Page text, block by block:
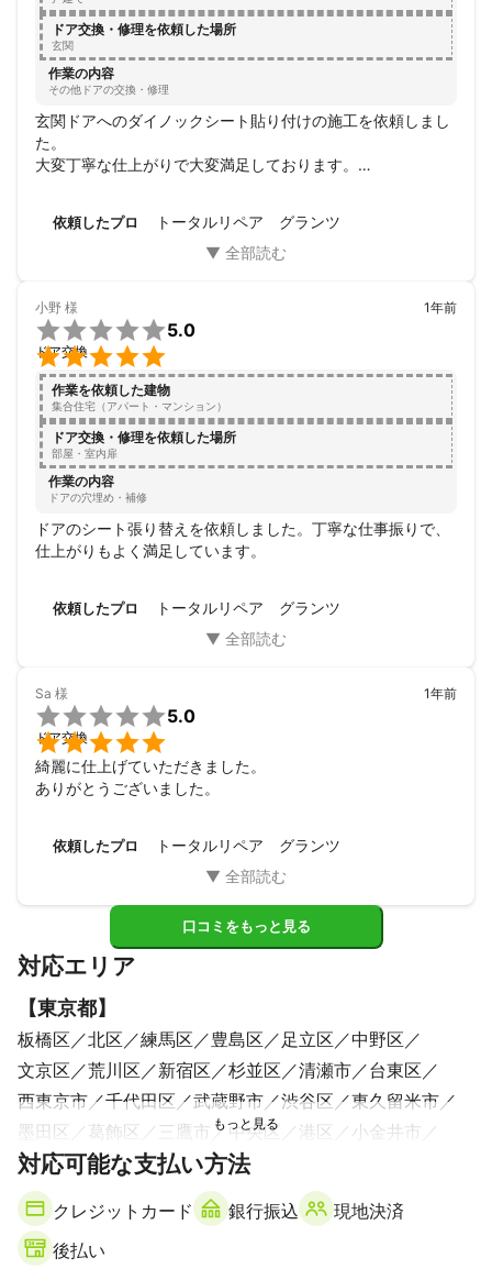
ドア交換・修理を依頼した場所
玄関
作業の内容
その他ドアの交換・修理
玄関ドアへのダイノックシート貼り付けの施工を依頼しまし
た。
大変丁寧な仕上がりで大変満足しております。
依頼したプロ トータルリペア グランツ
小野 様


5.0
ドア交換
1年前
作業を依頼した建物
集合住宅（アパート・マンション）
ドア交換・修理を依頼した場所
部屋・室内扉
作業の内容
ドアの穴埋め・補修
ドアのシート張り替えを依頼しました。丁寧な仕事振りで、
仕上がりもよく満足しています。
依頼したプロ トータルリペア グランツ
Sa 様


5.0
ドア交換
1年前
綺麗に仕上げていただきました。
ありがとうございました。
依頼したプロ トータルリペア グランツ
口コミをもっと見る
対応エリア
【東京都】
板橋区 北区 練馬区 豊島区 足立区
中野区
文京区
荒川区 新宿区 杉並区 清瀬市
台東区
西東京市
千代田区 武蔵野市 渋谷区
東久留米市
墨田区
葛飾区 三鷹市 中央区 港区
小金井市
東村山市
世田谷区 目黒区
江戸川区
武蔵村山市 稲城市
府中市
大田区
【埼玉県】
対応可能な支払い方法
クレジットカード 銀行振込
現地決済
後払い